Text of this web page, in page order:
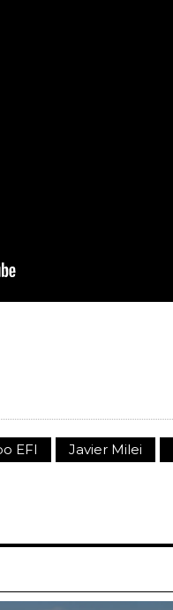
EFI Javier Milei